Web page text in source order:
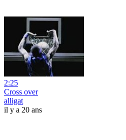
2:25
Cross over
alligat
il y a 20 ans